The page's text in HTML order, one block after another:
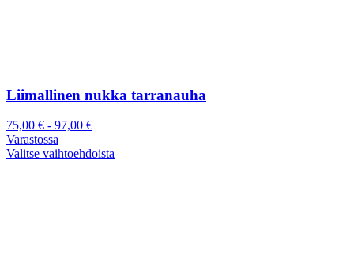
Liimallinen nukka tarranauha
75,00 € - 97,00 €
Varastossa
Valitse vaihtoehdoista